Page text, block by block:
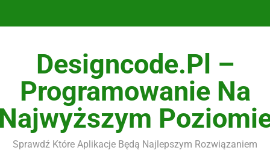
Designcode.pl –
Programowanie Na
Sprawdź Które Aplikacje Będą Najlepszym Rozwiązaniem